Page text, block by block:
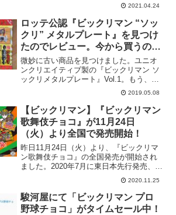
屋▼食玩 ステッカー・シール【BOX】
BチューバーマンチョコAmazon▼ロッテ
ビ...
2021.04.24
ロッテ公認『ビックリマン “ソッ
クリ” メタルプレート』を見つけ
たのでレビュー。今から買うのは
おすすめしないぞ！
微妙に古い商品を見つけました。ユニオ
ンクリエイティブ製の『ビックリマン ソ
ックリメタルプレート』Vol.1。もう、メ
ーカーのサイトにも商品情報は無い…。
調べてみると2012年に発売された商品。
全12種で、当時の価格は一個410円。開け
てみま...
2019.05.08
【ビックリマン】『ビックリマン
歌舞伎チョコ』が11月24日
（火）より全国で発売開始！
昨日11月24日（火）より、『ビックリマ
ン歌舞伎チョコ』の全国発売が開始され
ました。2020年7月に東日本先行発売、約
2ヶ月後の9月に中部・近畿地方で発売と
なり、先行発売から4ヶ月経過した今週、
全国発売となってます。今まで発売され
ていなかっ...
2020.11.25
駿河屋にて「ビックリマン プロ
野球チョコ」がタイムセール中！